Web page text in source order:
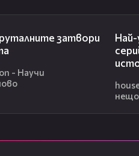
затвори
- Научи